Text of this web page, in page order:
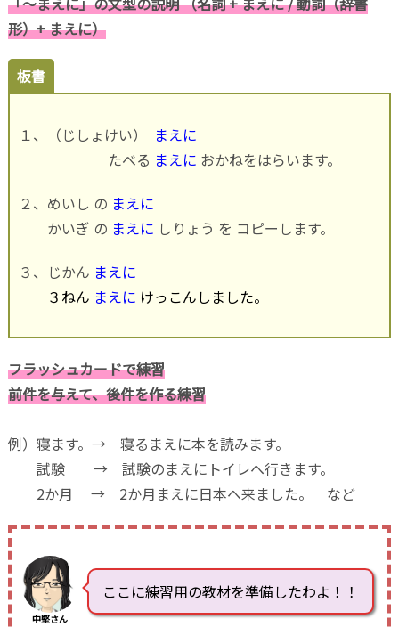
形）+ まえに）
板書
１、（じしょけい）
まえに
たべる まえに おかねをはらいます。
２、めいし の まえに
かいぎ の まえに しりょう を コピーします。
３、じかん まえに
３ねん まえに けっこんしました。
フラッシュカードで練習
前件を与えて、後件を作る練習
例）寝ます。→ 寝るまえに本を読みます。
試験 → 試験のまえにトイレへ行きます。
2か月 → 2か月まえに日本へ来ました。 など
中堅さん
ここに練習用の教材を準備したわよ！！